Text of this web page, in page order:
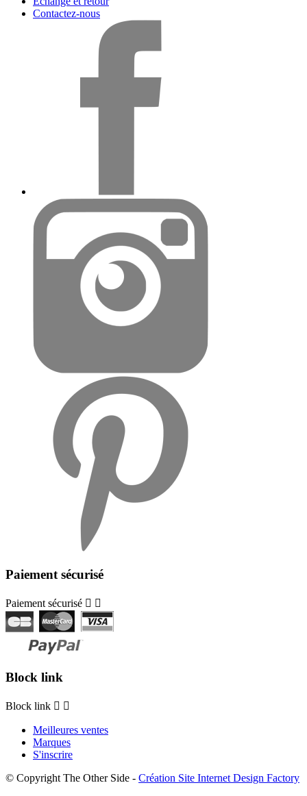
Contactez-nous
Paiement sécurisé
Paiement sécurisé  
Block link
Block link  
Meilleures ventes
Marques
S'inscrire
© Copyright The Other Side - Création Site Internet Design Factory